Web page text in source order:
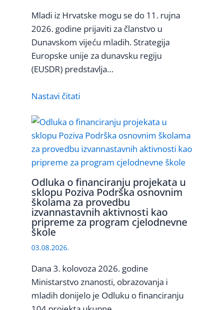
Mladi iz Hrvatske mogu se do 11. rujna
2026. godine prijaviti za članstvo u
Dunavskom vijeću mladih. Strategija
Europske unije za dunavsku regiju
(EUSDR) predstavlja…
Nastavi čitati
Odluka o financiranju projekata u
sklopu Poziva Podrška osnovnim
školama za provedbu
izvannastavnih aktivnosti kao
pripreme za program cjelodnevne
škole
03.08.2026.
Dana 3. kolovoza 2026. godine
Ministarstvo znanosti, obrazovanja i
mladih donijelo je Odluku o financiranju